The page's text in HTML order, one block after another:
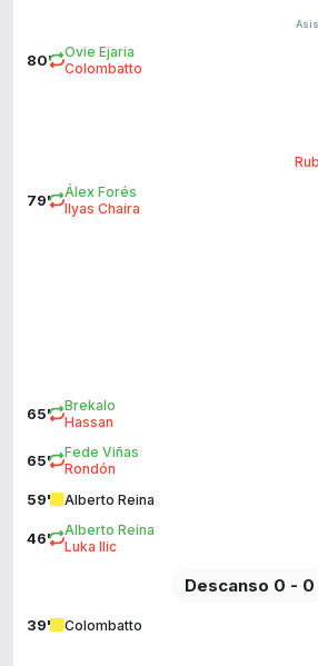
80'
Ovie Ejaria
Colombatto
79'
Álex Forés
Ilyas Chaira
65'
Brekalo
Hassan
65'
Fede Viñas
Rondón
59' Alberto Reina
46'
Alberto Reina
Luka Ilic
Descanso 0 - 0
39' Colombatto